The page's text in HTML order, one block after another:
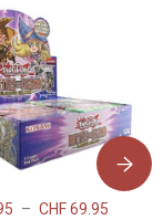
– CHF69.95